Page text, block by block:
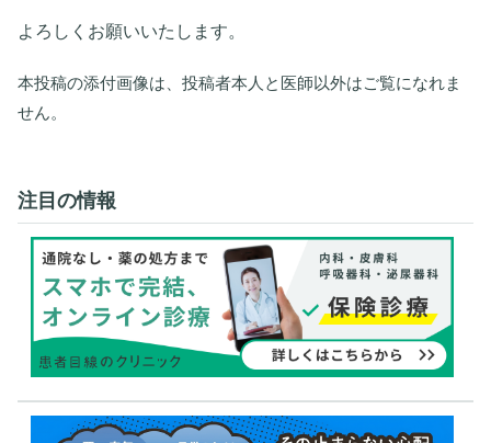
よろしくお願いいたします。
本投稿の添付画像は、投稿者本人と医師以外はご覧になれま
せん。
注目の情報